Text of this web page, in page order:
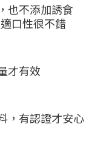
也不添加誘食
口性很不錯
才有效
，有認證才安心